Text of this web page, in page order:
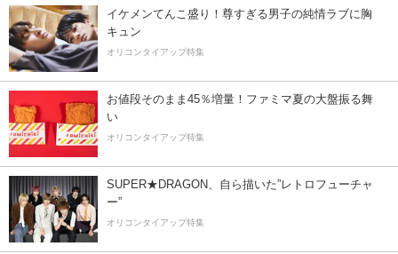
イケメンてんこ盛り！尊すぎる男子の純情ラブに胸
キュン
オリコンタイアップ特集
お値段そのまま45％増量！ファミマ夏の大盤振る舞
い
オリコンタイアップ特集
SUPER★DRAGON、自ら描いた”レトロフューチャ
ー”
オリコンタイアップ特集